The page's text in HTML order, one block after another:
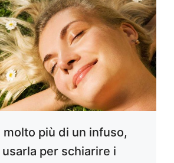
molto più di un infuso,
per schiarire i